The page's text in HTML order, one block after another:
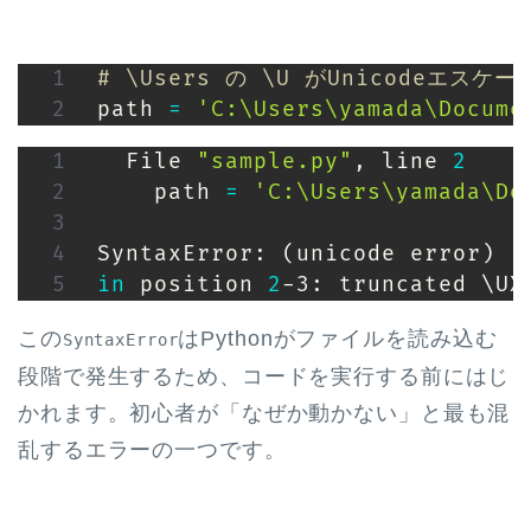
# \Users の \U がUnicodeエスケー
path
=
  File
"sample.py" , line 2
    path
=
SyntaxError:
( unicode error )
in
position 2-3: truncated \
このSyntaxErrorはPythonがファイルを読み込む
段階で発生するため、コードを実行する前にはじ
かれます。初心者が「なぜか動かない」と最も混
乱するエラーの一つです。